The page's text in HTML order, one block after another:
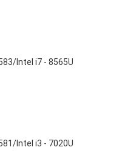
Intel i7 - 8565U
Intel i3 - 7020U